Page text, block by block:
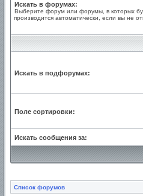
Искать в форумах:
Выберите форум или форумы, в которых
производится автоматически, если вы не
Искать в подфорумах:
Поле сортировки:
Искать сообщения за:
Список форумов